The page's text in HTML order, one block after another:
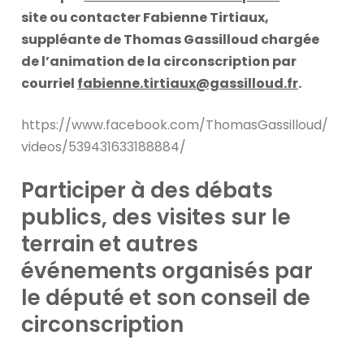
site ou contacter Fabienne Tirtiaux,
suppléante de Thomas Gassilloud chargée
de l’animation de la circonscription par
courriel fabienne.tirtiaux@gassilloud.fr.
https://www.facebook.com/ThomasGassilloud/
videos/539431633188884/
Participer à des débats
publics, des visites sur le
terrain et autres
événements organisés par
le député et son conseil de
circonscription